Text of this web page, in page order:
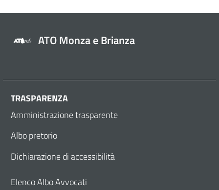
ATO Monza e Brianza
TRASPARENZA
Amministrazione trasparente
Albo pretorio
Dichiarazione di accessibilità
Elenco Albo Avvocati